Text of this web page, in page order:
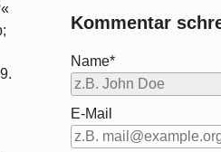
Kommentar
Name*
E-Mail
9.